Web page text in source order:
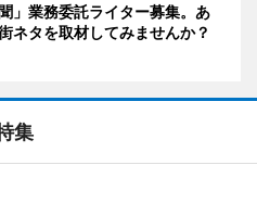
」業務委託ライター募集。あ
ネタを取材してみませんか？
集